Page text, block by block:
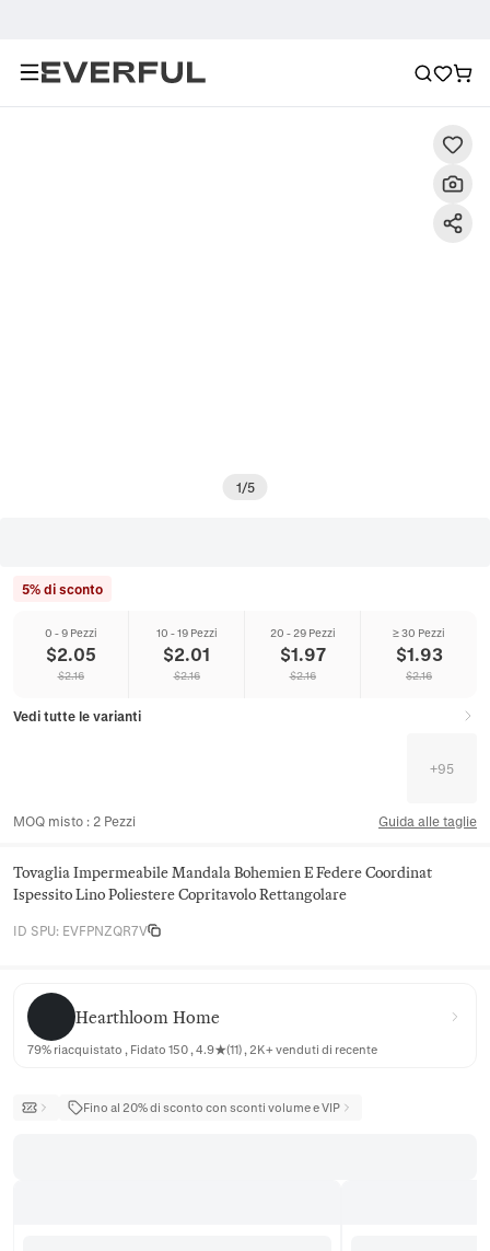
1/5
5% di sconto
0 - 9 Pezzi
$2.05
$2.16
10 - 19 Pezzi
$2.01
$2.16
20 - 29 Pezzi
$1.97
$2.16
≥ 30 Pezzi
$1.93
$2.16
Vedi tutte le varianti
+95
MOQ misto : 2 Pezzi Guida alle taglie
Tovaglia Impermeabile Mandala Bohemien E Federe Coordinat
Ispessito Lino Poliestere Copritavolo Rettangolare
ID SPU: EVFPNZQR7V
Hearthloom Home
Hearthloom Home
79% riacquistato , Fidato 150 , 4.9★(11) , 2K+ venduti di recente
Fino al 20% di sconto con sconti volume e VIP